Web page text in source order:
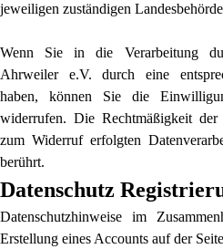
jeweiligen zuständigen
Wenn Sie in die Verarbeitung
Ahrweiler e.V. durch eine
haben, können Sie die
widerrufen. Die Rechtmäßigkeit
zum Widerruf erfolgten
berührt.
Datenschutz
Datenschutzhinweise im
Erstellung eines Accounts auf der Seite